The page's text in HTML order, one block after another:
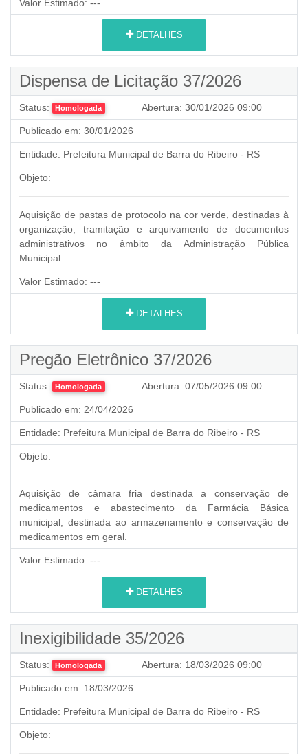
Valor Estimado: ---
DETALHES
Dispensa de Licitação 37/2026
Status: Homologada Abertura: 30/01/2026 09:00
Publicado em: 30/01/2026
Entidade: Prefeitura Municipal de Barra do Ribeiro - RS
Objeto:
Aquisição de pastas de protocolo na cor verde, destinadas à
organização, tramitação e arquivamento de documentos
administrativos no âmbito da Administração Pública
Municipal.
Valor Estimado: ---
DETALHES
Pregão Eletrônico 37/2026
Status: Homologada Abertura: 07/05/2026 09:00
Publicado em: 24/04/2026
Entidade: Prefeitura Municipal de Barra do Ribeiro - RS
Objeto:
Aquisição de câmara fria destinada a conservação de
medicamentos e abastecimento da Farmácia Básica
municipal, destinada ao armazenamento e conservação de
medicamentos em geral.
Valor Estimado: ---
DETALHES
Inexigibilidade 35/2026
Status: Homologada Abertura: 18/03/2026 09:00
Publicado em: 18/03/2026
Entidade: Prefeitura Municipal de Barra do Ribeiro - RS
Objeto: